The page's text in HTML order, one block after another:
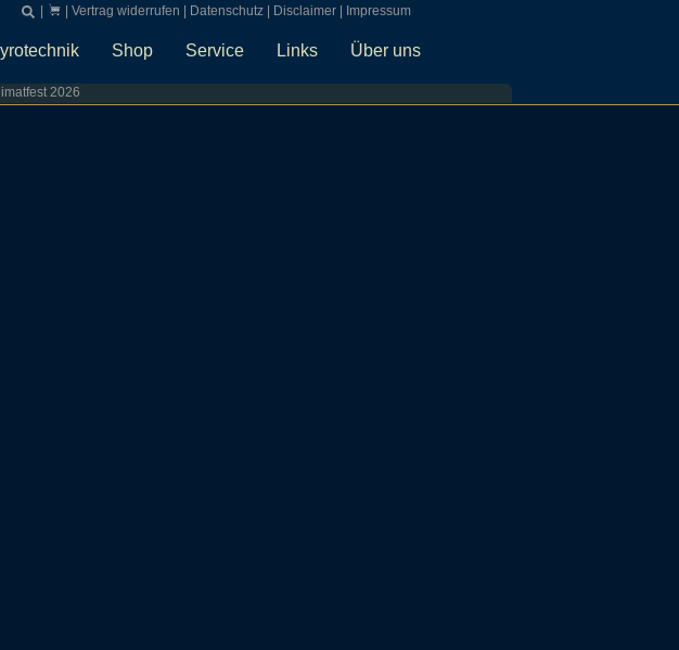
Vertrag widerrufen Datenschutz| Disclaimer| Impressum
Shop Service Links Über uns
2026